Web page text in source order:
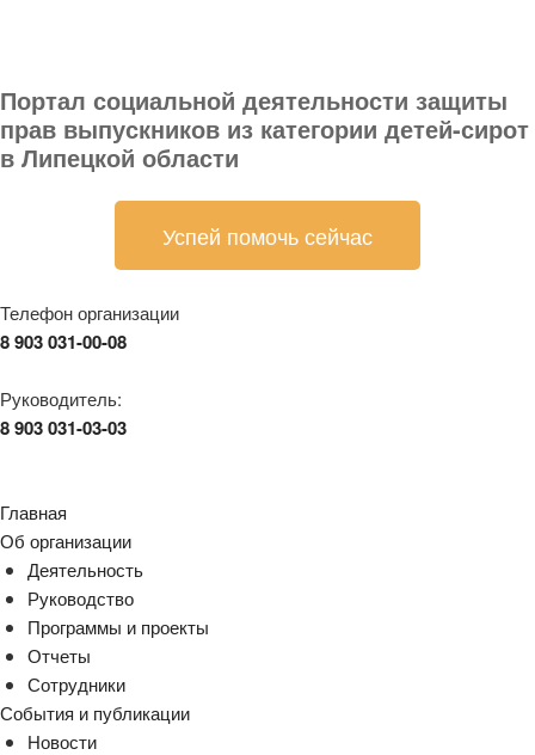
Портал социальной деятельности защиты
прав выпускников из категории детей-сирот
в Липецкой области
Успей помочь сейчас
Телефон организации
8 903 031-00-08
Руководитель:
8 903 031-03-03
Главная
Об организации
Деятельность
Руководство
Программы и проекты
Отчеты
Сотрудники
События и публикации
Новости